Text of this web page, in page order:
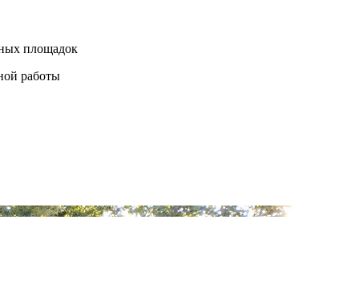
площадок
работы